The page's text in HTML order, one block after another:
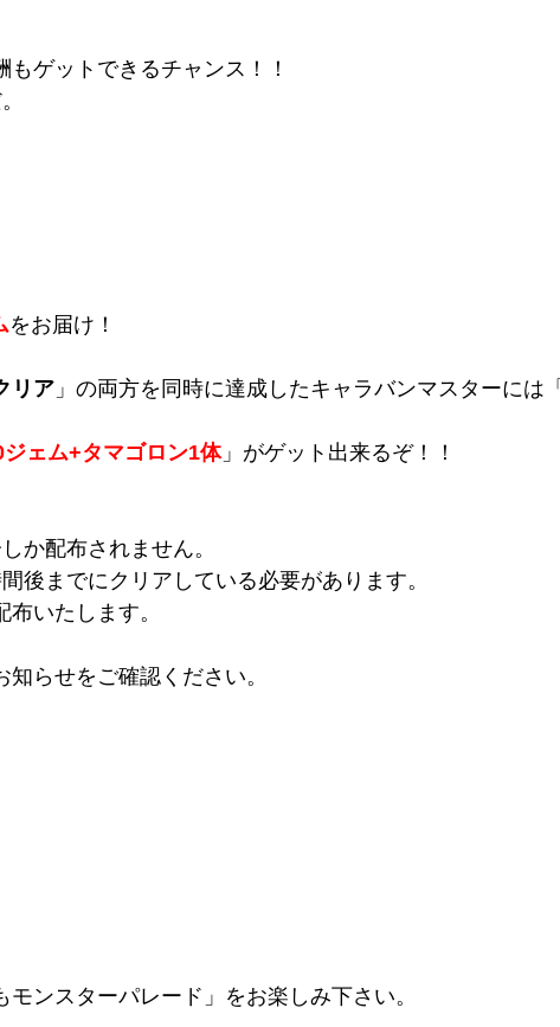
ゲットできるチャンス！！
をお届け！
リア 」の両方を同時に達成したキャラバンマスターには「
ジェム+タマゴロン1体」がゲット出来るぞ！！
か配布されません。
後までにクリアしている必要があります。
いたします。
知らせをご確認ください。
ンスターパレード」をお楽しみ下さい。